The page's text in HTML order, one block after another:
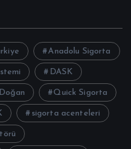
Anadolu Sigorta
DASK
Quick Sigorta
sigorta acenteleri